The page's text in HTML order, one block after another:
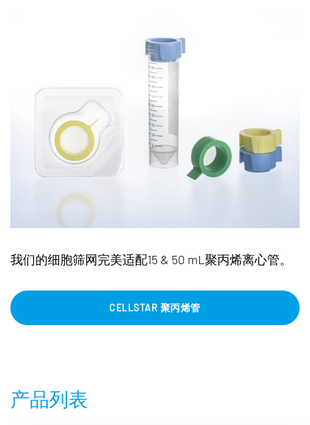
我们的细胞筛网完美适配15 & 50 mL聚丙烯离心管。
CELLSTAR 聚丙烯管
产品列表